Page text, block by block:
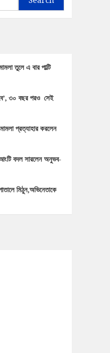
তুলে এ বার পাল্টি
৩০ বছর পরও সেই
প্রত্যাহার করলেন
বদল সারলেন অনুভব-
মিঠুন,অভিনেতাকে